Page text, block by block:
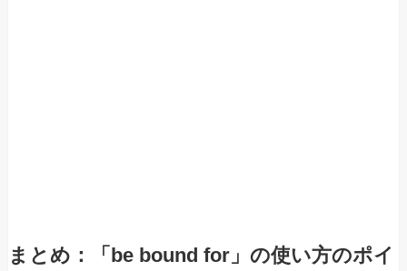
まとめ：「be bound for」の使い方のポイ